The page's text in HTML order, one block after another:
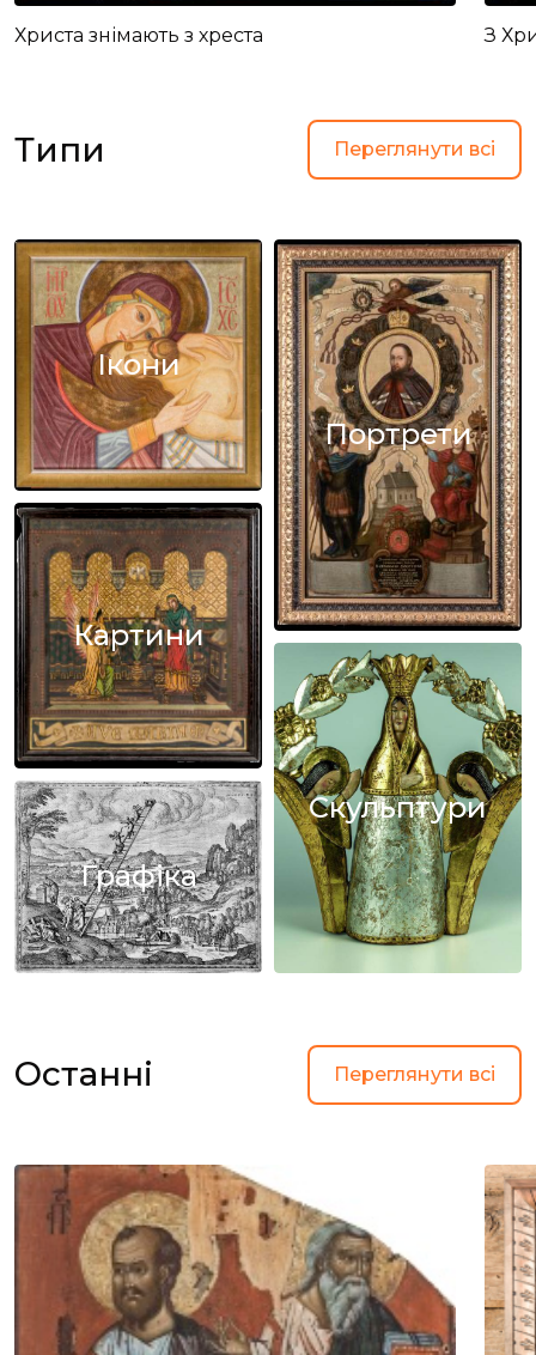
Христа знімають з хреста З
Типи Переглянути всі
Ікони
Портрети
Картини
Скульптури
Графіка
Останні Переглянути всі